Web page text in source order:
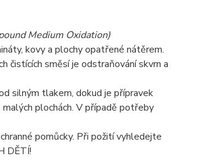
Medium Oxidation)
kovy a plochy opatřené nátěrem.
čistících směsí je odstraňování skvrn a
silným tlakem, dokud je přípravek
plochách. V případě potřeby
pomůcky. Při požití vyhledejte
DĚTÍ!